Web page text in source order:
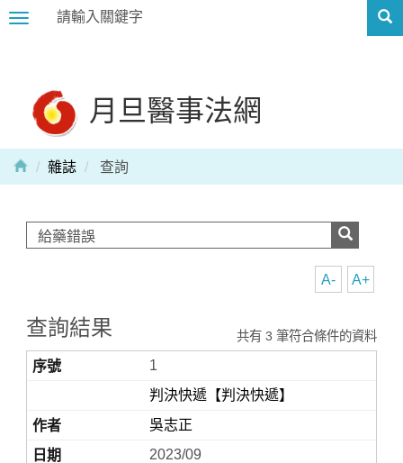
Toggle
月旦醫事法網
雜誌 查詢
A+
A-
查詢結果 共有 3 筆符合條件的資料
1
判決快遞【判決快遞】
吳志正
2023/09